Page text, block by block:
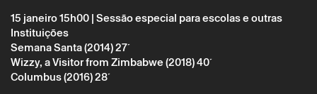
15 janeiro 15h00 | Sessão especial para escolas e outras
Instituições
Semana Santa (2014) 27´
Wizzy, a Visitor from Zimbabwe (2018) 40´
Columbus (2016) 28´